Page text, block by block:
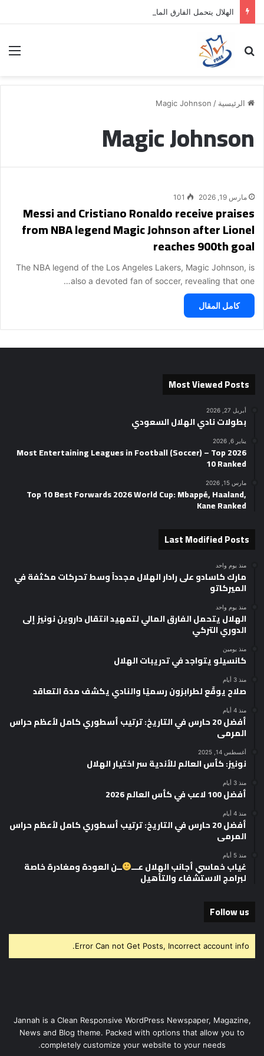
بحث عن
الرئيسية /
Magic Johnson
Magic Johnson
مارس 19, 2026 101
Messi and Cristiano Ronaldo receive praises
from NBA legend Magic Johnson after Lionel
reaches 900th goal
The NBA legend of the Los Angeles Lakers, Magic Johnson, is
also a devoted fan of soccer, revealing that one…
كامل المقال
Most Viewed Posts
أبريل 27, 2026
بطولات نادي الهلال السعودي
يناير 6, 2026
2026 Most Entertaining Leagues in Football (Soccer) – Top
10 Ranked
مارس 15, 2026
Top 10 Best Forwards 2026 World Cup: Mbappé, Haaland,
Kane Ranked
Last Modified Posts
منذ يوم واحد
مارك كاسادو على رادار الهلال مجدداً وسط تحركات مكثفة في
الميركاتو
منذ يوم واحد
الهلال يتحمل الفارق المالي لتمهيد انتقال داروين نونيز إلى
الدوري التركي
منذ يومين
كانسيلو يتواجد في تدريبات الهلال
منذ 3 أيام
صلاح يوقّع لطرابزون رسميًا والنادي يكشف مدة التعاقد
منذ 4 أيام
أفضل 20 حارس في التاريخ: ترتيب أسطوري كامل لأعظم حراس
المرمى
أغسطس 14, 2025
نونيز: كأس العالم للأندية سر اختيار الهلال
منذ 3 أيام
أفضل 100 لاعب في كأس العالم 2026
منذ 4 أيام
أفضل 20 حارس في التاريخ: ترتيب أسطوري كامل لأعظم حراس
المرمى
منذ 5 أيام
غياب خماسي أجانب الهلال عـــ ــن العودة ومغادرة خاصة
لبرامج الاستشفاء والتأهيل
Follow us
Error Can not Get Posts, Incorrect account info.
Jannah is a Clean Responsive WordPress Newspaper, Magazine,
News and Blog theme. Packed with options that allow you to
completely customize your website to your needs.